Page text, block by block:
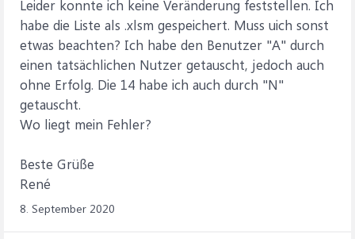
Leider konnte ich keine Veränderung feststellen. Ich
habe die Liste als .xlsm gespeichert. Muss uich sonst
etwas beachten? Ich habe den Benutzer "A" durch
einen tatsächlichen Nutzer getauscht, jedoch auch
ohne Erfolg. Die 14 habe ich auch durch "N"
getauscht.
Wo liegt mein Fehler?
Beste Grüße
René
8. September 2020